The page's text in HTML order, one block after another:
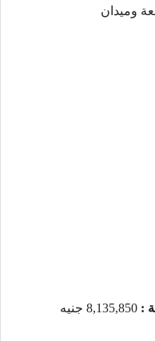
وميدان
8,135,850 جنيه